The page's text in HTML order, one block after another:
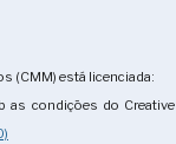
(CMM) está licenciada:
as condições do Creative